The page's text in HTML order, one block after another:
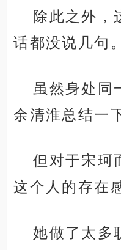
除此之外，
话都没说几句。
虽然身处同
余清淮总结一
但对于宋珂
这个人的存在
她做了太多